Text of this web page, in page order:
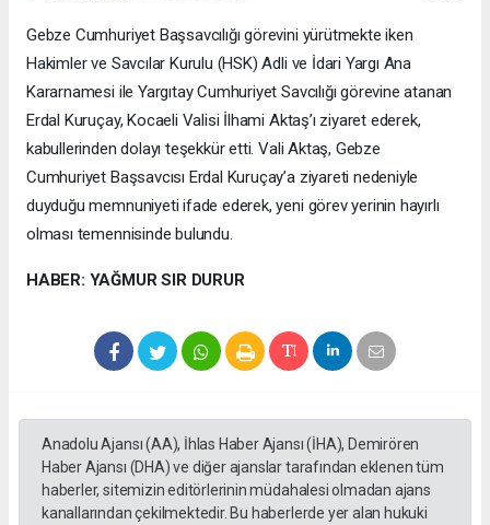
Gebze Cumhuriyet Başsavcılığı görevini yürütmekte iken
Hakimler ve Savcılar Kurulu (HSK) Adli ve İdari Yargı Ana
Kararnamesi ile Yargıtay Cumhuriyet Savcılığı görevine atanan
Erdal Kuruçay, Kocaeli Valisi İlhami Aktaş’ı ziyaret ederek,
kabullerinden dolayı teşekkür etti. Vali Aktaş, Gebze
Cumhuriyet Başsavcısı Erdal Kuruçay’a ziyareti nedeniyle
duyduğu memnuniyeti ifade ederek, yeni görev yerinin hayırlı
olması temennisinde bulundu.
HABER: YAĞMUR SIR DURUR
Anadolu Ajansı (AA), İhlas Haber Ajansı (İHA), Demirören
Haber Ajansı (DHA) ve diğer ajanslar tarafından eklenen tüm
haberler, sitemizin editörlerinin müdahalesi olmadan ajans
kanallarından çekilmektedir. Bu haberlerde yer alan hukuki